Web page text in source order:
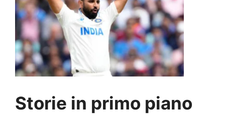
Storie in primo piano